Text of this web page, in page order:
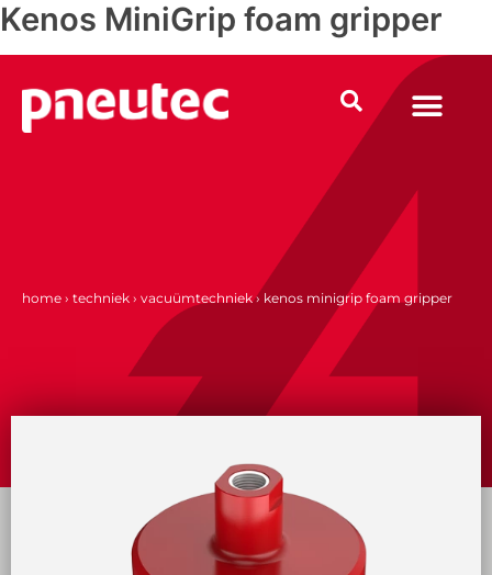
Ga
naar
inhoud
Kenos MiniGrip foam gripper
home › techniek › vacuümtechniek› kenos minigrip foam gripper